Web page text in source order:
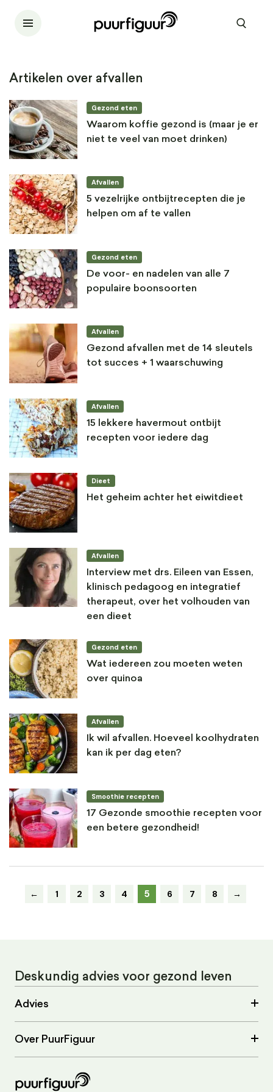
Artikelen over afvallen
Gezond eten
Waarom koffie gezond is (maar je er
niet te veel van moet drinken)
Afvallen
5 vezelrijke ontbijtrecepten die je
helpen om af te vallen
Gezond eten
De voor- en nadelen van alle 7
populaire boonsoorten
Afvallen
Gezond afvallen met de 14 sleutels
tot succes + 1 waarschuwing
Afvallen
15 lekkere havermout ontbijt
recepten voor iedere dag
Dieet
Het geheim achter het eiwitdieet
Afvallen
Interview met drs. Eileen van Essen,
klinisch pedagoog en integratief
therapeut, over het volhouden van
een dieet
Gezond eten
Wat iedereen zou moeten weten
over quinoa
Afvallen
Ik wil afvallen. Hoeveel koolhydraten
kan ik per dag eten?
Smoothie recepten
17 Gezonde smoothie recepten voor
een betere gezondheid!
← 1 2 3 4 5 6 7 8 →
Deskundig advies voor gezond leven
Advies
Over PuurFiguur